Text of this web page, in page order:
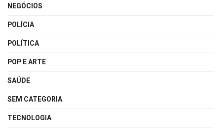
NEGÓCIOS
POLÍCIA
POLÍTICA
POP E ARTE
SAÚDE
SEM CATEGORIA
TECNOLOGIA